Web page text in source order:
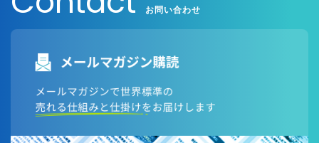
お問い合わせ